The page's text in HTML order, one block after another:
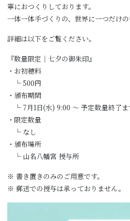
寧におつくりしております。
一体一体手づくりの、世界に一つだけの
詳細は以下をご覧ください。
『数量限定｜七夕の御朱印』
・お初穂料
└ 500円
・頒布期間
└ 7月1日(水) 9:00 〜 予定数量終了ま
・限定数量
└ なし
・頒布場所
└ 山名八幡宮 授与所
※ 書き置きのみのご用意です。
※ 郵送での授与は承っておりません。